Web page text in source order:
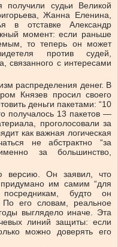
получили судьи Великой
Жанна Еленина,
в отставке Александр
момент: если раньше
то теперь он может
против судей,
связанного с интересами
распределения денег. В
Князев просил своего
деньги пакетами: “10
получалось 13 пакетов —
проголосовали за
как важная логическая
не абстрактно “за
за большинство,
версию. Он заявил, что
им самим “для
будто он
По его словам, реальное
выглядело иначе. Эта
линий защиты: если
можно доверять его